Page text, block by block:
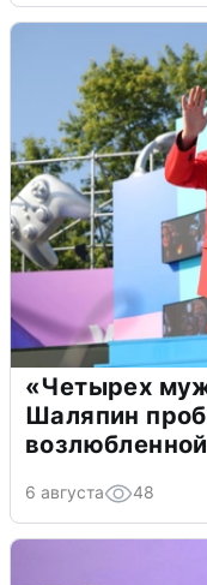
«Четырех
Шаляпин
возлюбленной
6 августа 48